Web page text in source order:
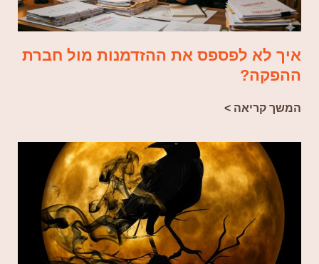
איך לא לפספס את ההזדמנות מול חברת
ההפקה?
המשך קריאה >